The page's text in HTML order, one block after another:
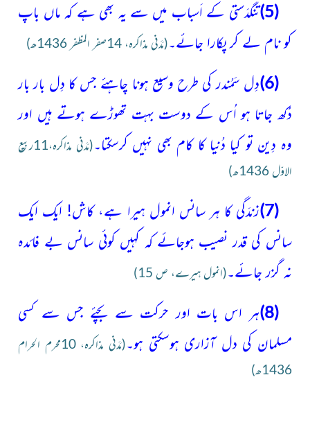
(5)
تنگدَستی کے اَسباب میں سے یہ بھی ہے کہ ماں باپ
کو نام لے کر پکارا جائے۔(مَدَنی مذاکرہ، 14صفر المظفر 1436ھ)
(6)
دِل سَمُندر کی طرح وسیع ہونا چاہئے جس کا دِل بار بار
دُکھ جاتا ہو اُس کے دوست بہت تھوڑے ہوتے ہیں اور
وہ دِین تو کیا دُنیا کا کام بھی نہیں کرسکتا۔
(مَدَنی مذاکرہ،11ربیع
الاوّل 1436ھ)
(7)
زندَگی کا ہر سانس انمول ہیرا ہے، کاش! ایک ایک
سانس کی قدر نصیب ہوجائے کہ کہیں کوئی سانس بے فائدہ
نہ گزر جائے۔(انمول ہیرے، ص 15)
(8)
ہر اس بات اور حرکت سے بچئے جس سے کسی
مسلمان کی دل آزاری ہوسکتی ہو۔
(مَدَنی مذاکرہ، 10محرم الحرام
1436ھ)